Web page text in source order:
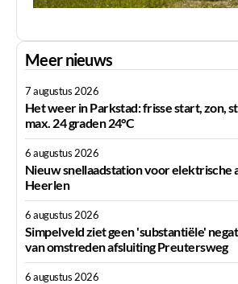
Meer nieuws
7 augustus 2026
Het weer in Parkstad: frisse start, zon,
max. 24 graden 24°C
6 augustus 2026
Nieuw snellaadstation voor elektrische
Heerlen
6 augustus 2026
Simpelveld ziet geen 'substantiële'
van omstreden afsluiting Preutersweg
6 augustus 2026